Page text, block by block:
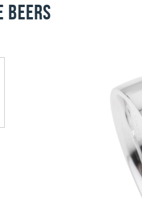
Beers